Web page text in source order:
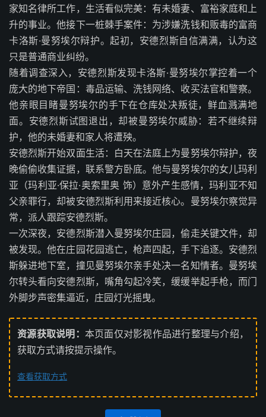
家知名律所工作，生活看似完美：有未婚妻、富裕家庭和上
升的事业。他接下一桩棘手案件：为涉嫌洗钱和贩毒的富商
卡洛斯·曼努埃尔辩护。起初，安德烈斯自信满满，认为这
只是普通商业纠纷。
随着调查深入，安德烈斯发现卡洛斯·曼努埃尔掌控着一个
庞大的地下帝国：毒品运输、洗钱网络、收买法官和警察。
他亲眼目睹曼努埃尔的手下在仓库处决叛徒，鲜血溅满地
面。安德烈斯试图退出，却被曼努埃尔威胁：若不继续辩
护，他的未婚妻和家人将遭殃。
安德烈斯开始双面生活：白天在法庭上为曼努埃尔辩护，夜
晚偷偷收集证据，联系警方卧底。他与曼努埃尔的女儿玛利
亚（玛利亚·保拉·奥索里奥 饰）意外产生感情，玛利亚不知
父亲罪行，却被安德烈斯利用来接近核心。曼努埃尔察觉异
常，派人跟踪安德烈斯。
一次深夜，安德烈斯潜入曼努埃尔庄园，偷走关键文件，却
被发现。他在庄园花园逃亡，枪声四起，手下追逐。安德烈
斯躲进地下室，撞见曼努埃尔亲手处决一名知情者。曼努埃
尔转头看向安德烈斯，嘴角勾起冷笑，缓缓举起手枪，而门
外脚步声密集逼近，庄园灯光摇曳。
资源获取说明： 本页面仅对影视作品进行整理与介绍，
获取方式请按提示操作。
查看获取方式